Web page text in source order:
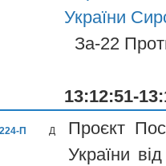
України
За-22
13:12:51-
П Д
Проєкт
України